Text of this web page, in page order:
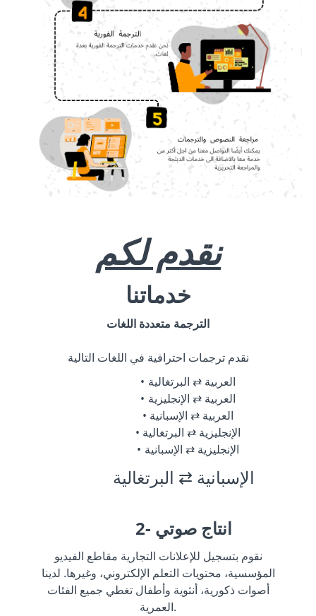
نقدم لكم
خدماتنا
الترجمة متعددة اللغات
نقدم ترجمات احترافية في اللغات التالية
العربية ⇄ البرتغالية
العربية ⇄ الإنجليزية
العربية ⇄ الإسبانية
الإنجليزية ⇄ البرتغالية
الإنجليزية ⇄ الإسبانية
الإسبانية ⇄ البرتغالية
2- انتاج صوتي
نقوم بتسجيل للإعلانات التجارية مقاطع الفيديو
المؤسسية، محتويات التعلم الإلكتروني، وغيرها. لدينا
أصوات ذكورية، أنثوية وأطفال تغطي جميع الفئات
العمرية.